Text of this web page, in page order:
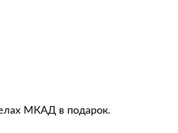
МКАД в подарок.